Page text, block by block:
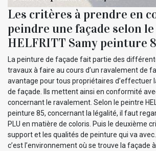
Les critères à prendre en
peindre une façade selon
HELFRITT Samy peinture
La peinture de façade fait partie des
travaux à faire au cours d’un ravalement de
avantage pour tous propriétaires d’effectuer
de façade. Ils mettent ainsi en conformité
concernant le ravalement. Selon le peintre
peinture 85, concernant la légalité, il faut
PLU en matière de coloris. Puis le deuxième
support et les qualités de peinture qui va
c’est l’environnement où se trouve la façade